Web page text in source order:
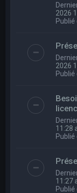
2026
Publié
2026
Publié
11:28
11:27
Publié